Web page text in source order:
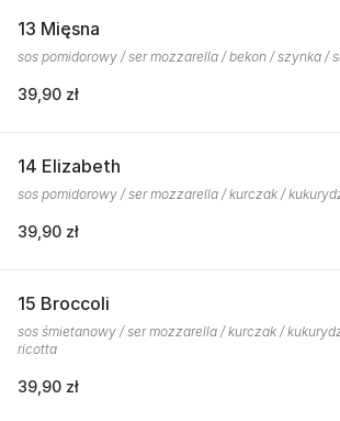
13 Mięsna
sos pomidorowy / ser mozzarella / bekon / szynka /
39,90 zł
14 Elizabeth
sos pomidorowy / ser mozzarella / kurczak /
39,90 zł
15 Broccoli
sos śmietanowy / ser mozzarella / kurczak /
ricotta
39,90 zł